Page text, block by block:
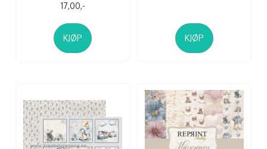
17,00,-
KJØP KJØP